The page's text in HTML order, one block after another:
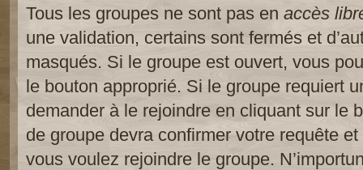
Tous les groupes ne sont pas en accès
une validation, certains sont fermés et
masqués. Si le groupe est ouvert, vous
le bouton approprié. Si le groupe requiert
demander à le rejoindre en cliquant sur le
de groupe devra confirmer votre requête
vous voulez rejoindre le groupe.